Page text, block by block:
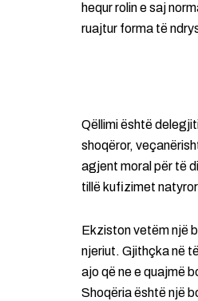
hequr rolin e saj
ruajtur forma të
Qëllimi është
shoqëror,
agjent moral për të
tillë kufizimet
Ekziston vetëm një
njeriut. Gjithçka në
ajo që ne e quajmë
Shoqëria është një